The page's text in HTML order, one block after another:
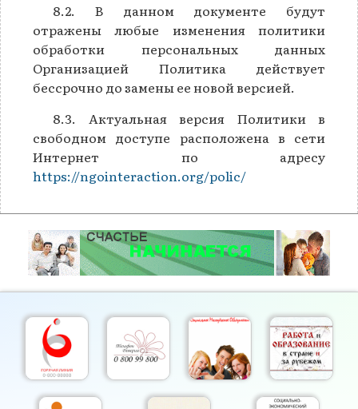
8.2. В данном документе будут
отражены любые изменения политики
обработки персональных данных
Организацией Политика действует
бессрочно до замены ее новой версией.
8.3. Актуальная версия Политики в
свободном доступе расположена в сети
Интернет по адресу
https://ngointeraction.org/polic/